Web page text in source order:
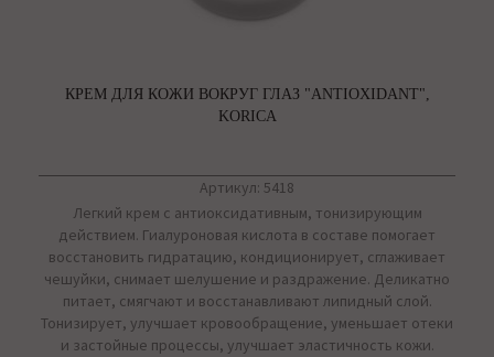
КРЕМ ДЛЯ КОЖИ ВОКРУГ ГЛАЗ "ANTIOXIDANT",
KORICA
Артикул: 5418
Легкий крем с антиоксидативным, тонизирующим
действием. Гиалуроновая кислота в составе помогает
восстановить гидратацию, кондиционирует, сглаживает
чешуйки, снимает шелушение и раздражение. Деликатно
питает, смягчают и восстанавливают липидный слой.
Тонизирует, улучшает кровообращение, уменьшает отеки
и застойные процессы, улучшает эластичность кожи.